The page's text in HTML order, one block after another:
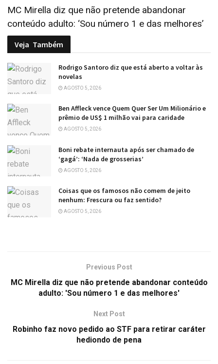
MC Mirella diz que não pretende abandonar
conteúdo adulto: ‘Sou número 1 e das melhores’
Veja Também
Rodrigo Santoro diz que está aberto a voltar às
novelas
AGOSTO 5, 2026
Ben Affleck vence Quem Quer Ser Um Milionário e
prêmio de US$ 1 milhão vai para caridade
AGOSTO 5, 2026
Boni rebate internauta após ser chamado de
‘gagá’: ‘Nada de grosserias’
AGOSTO 5, 2026
Coisas que os famosos não comem de jeito
nenhum: Frescura ou faz sentido?
AGOSTO 5, 2026
Previous Post
MC Mirella diz que não pretende abandonar conteúdo
adulto: 'Sou número 1 e das melhores'
Next Post
Robinho faz novo pedido ao STF para retirar caráter
hediondo de pena